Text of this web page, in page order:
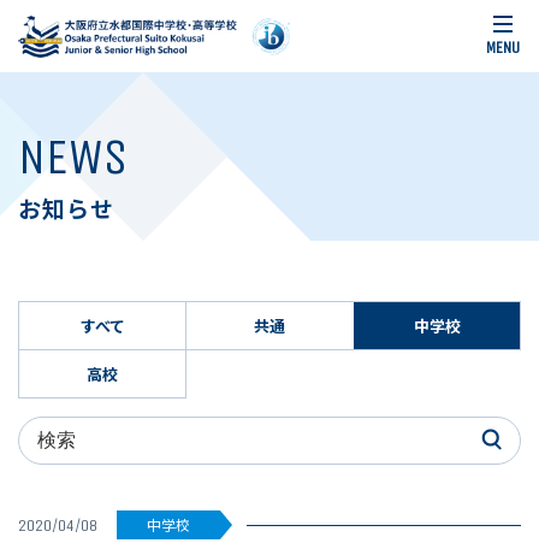
MENU
NEWS
お知らせ
すべて 共通 中学校
高校
検索
2020/04/08 中学校